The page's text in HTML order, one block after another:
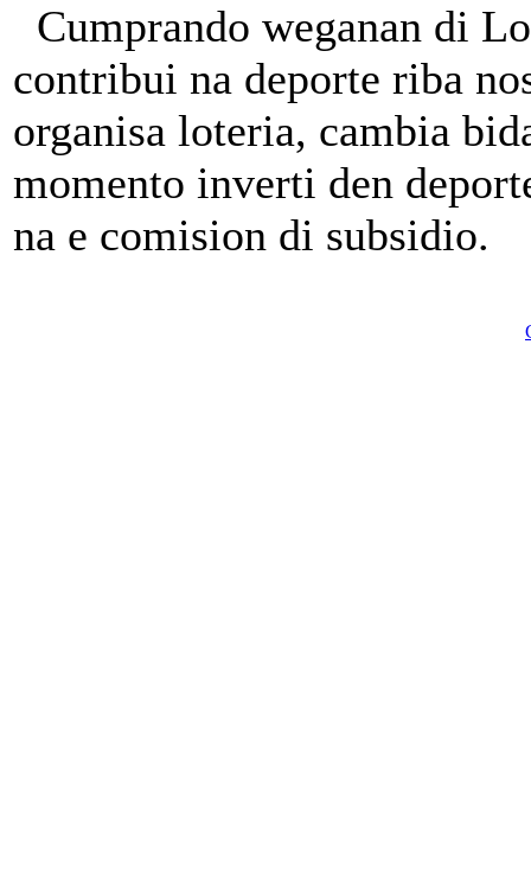
Cumprando weganan di
contribui na deporte riba
organisa loteria, cambia
momento inverti den
na e comision di subsidio.